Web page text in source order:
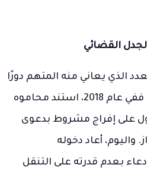
القضائي
الذي يعاني منه المتهم دورًا
محوريًا في الجدل الإجرائي. ففي عام 2018، استند محاموه
على إفراج مشروط بدعوى
واليوم، أعاد دخوله
بعدم قدرته على التنقل